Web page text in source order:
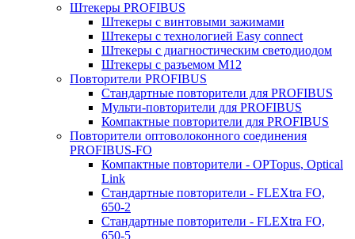
Штекеры PROFIBUS
Штекеры с винтовыми зажимами
Штекеры с технологией Easy connect
Штекеры с диагностическим светодиодом
Штекеры с разъемом М12
Повторители PROFIBUS
Стандартные повторители для PROFIBUS
Мульти-повторители для PROFIBUS
Компактные повторители для PROFIBUS
Повторители оптоволоконного соединения
PROFIBUS-FO
Компактные повторители - OPTopus, Optical
Link
Стандартные повторители - FLEXtra FO,
650-2
Стандартные повторители - FLEXtra FO,
650-5